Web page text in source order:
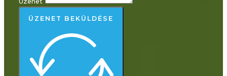
ÜZENET BEKÜLDÉSE